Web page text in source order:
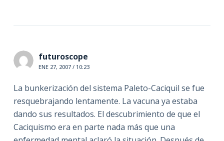
futuroscope
ENE 27, 2007 / 10:23
La bunkerización del sistema Paleto-Caciquil se fue
resquebrajando lentamente. La vacuna ya estaba
dando sus resultados. El descubrimiento de que el
Caciquismo era en parte nada más que una